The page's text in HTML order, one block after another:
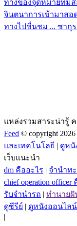
ทางของจุดหมายที่มี
จินตนาการเข้ามาสอ
ทางไปชื่นชม ... ซากุร
แหล่งรวมสาระน่ารู้
Feed © copyright 2026
และเทคโนโลยี | ดูหนั
เว็บแนะนำ
dm คืออะไร | จํานําท
chief operation officer
รับจํานํารถ | ทํานายฝั
ดูซีรีย์ | ดูหนังออนไลน์
|